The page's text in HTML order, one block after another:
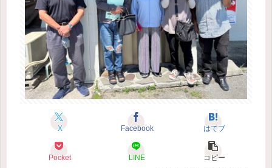
X Facebook はてブ
Pocket LINE コピー